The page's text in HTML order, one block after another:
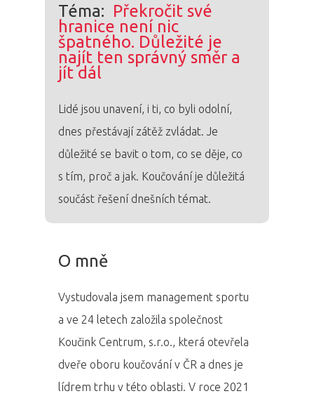
Téma: Překročit své
hranice není nic
špatného. Důležité je
najít ten správný směr a
jít dál
Lidé jsou unavení, i ti, co byli odolní,
dnes přestávají zátěž zvládat. Je
důležité se bavit o tom, co se děje, co
s tím, proč a jak. Koučování je důležitá
součást řešení dnešních témat.
O mně
Vystudovala jsem management sportu
a ve 24 letech založila společnost
Koučink Centrum, s.r.o., která otevřela
dveře oboru koučování v ČR a dnes je
lídrem trhu v této oblasti. V roce 2021